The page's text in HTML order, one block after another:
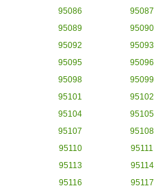
95086
95087
95089
95090
95092
95093
95095
95096
95098
95099
95101
95102
95104
95105
95107
95108
95110
95111
95113
95114
95116
95117